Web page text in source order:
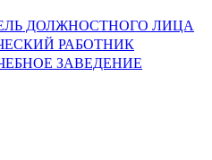
ДОЛЖНОСТНОГО ЛИЦА
РАБОТНИК
ЗАВЕДЕНИЕ